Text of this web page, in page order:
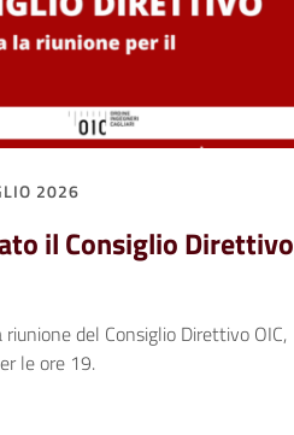
2026
il Consiglio Direttivo
riunione del Consiglio Direttivo OIC,
le ore 19.